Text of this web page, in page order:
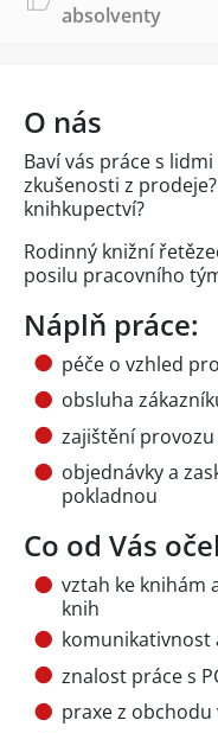
absolventy
O nás
Baví vás práce s
zkušenosti z
knihkupectví?
Rodinný knižní
posilu pracovního
Náplň práce:
péče o vzhled
obsluha
zajištění
objednávky a
pokladnou
Co od Vás
vztah ke knihám
knih
komunikativnost
znalost práce s
praxe z